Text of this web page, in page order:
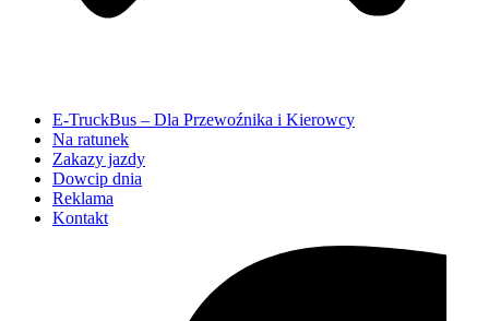
E-TruckBus – Dla Przewoźnika i Kierowcy
Na ratunek
Zakazy jazdy
Dowcip dnia
Reklama
Kontakt